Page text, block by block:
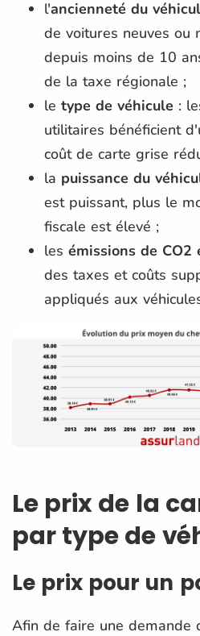
l'ancienneté du
de voitures neuves ou
depuis moins de 10
de la taxe régionale ;
le type de véhicule :
utilitaires bénéficient
coût de carte grise
la puissance du
est puissant, plus le
fiscale est élevé ;
les émissions de
des taxes et coûts
appliqués aux
Le prix de la
par type de
Le prix pour un
Afin de faire une demande